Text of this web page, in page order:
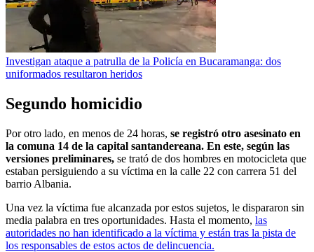
Investigan ataque a patrulla de la Policía en Bucaramanga: dos
uniformados resultaron heridos
Segundo homicidio
Por otro lado, en menos de 24 horas, se registró otro asesinato en
la comuna 14 de la capital santandereana. En este, según las
versiones preliminares, se trató de dos hombres en motocicleta que
estaban persiguiendo a su víctima en la calle 22 con carrera 51 del
barrio Albania.
Una vez la víctima fue alcanzada por estos sujetos, le dispararon sin
media palabra en tres oportunidades. Hasta el momento, las
autoridades no han identificado a la víctima y están tras la pista de
los responsables de estos actos de delincuencia.